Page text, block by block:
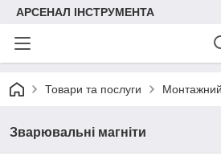
АРСЕНАЛ ІНСТРУМЕНТА
Товари та послуги
Зварювальні магніти